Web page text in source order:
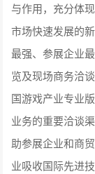
与作用，充分体
市场快速发展的
最强、参展企业
览及现场商务洽
国游戏产业专业
业务的重要洽谈
助参展企业和商
业吸收国际先进